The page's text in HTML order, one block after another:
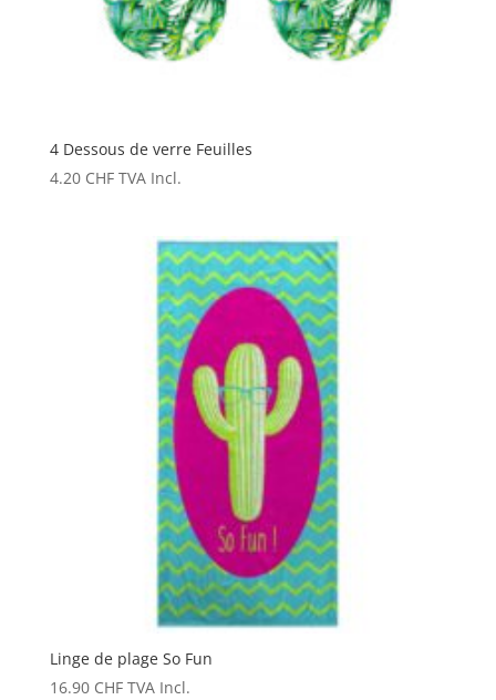
4 Dessous de verre Feuilles
4.20 CHF TVA Incl.
Linge de plage So Fun
16.90 CHF TVA Incl.